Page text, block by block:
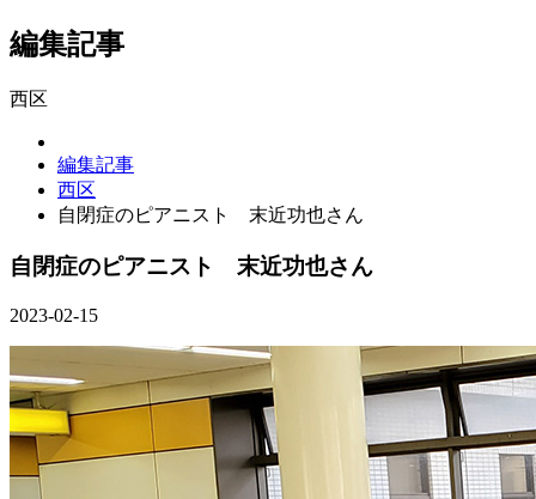
編集記事
西区
編集記事
西区
自閉症のピアニスト 末近功也さん
自閉症のピアニスト 末近功也さん
2023-02-15